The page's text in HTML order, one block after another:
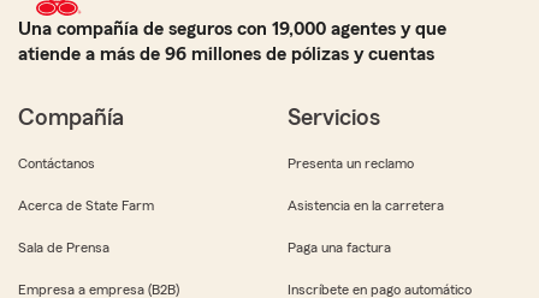
Una compañía de seguros con 19,000 agentes y que
atiende a más de 96 millones de pólizas y cuentas
Compañía
Contáctanos
Acerca de State Farm
Sala de Prensa
Empresa a empresa (B2B)
Servicios
Presenta un reclamo
Asistencia en la carretera
Paga una factura
Inscríbete en pago automático